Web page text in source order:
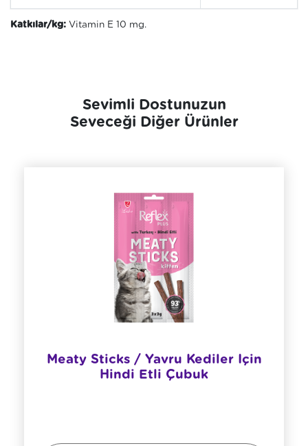
Katkılar/kg: Vitamin E 10 mg.
Sevimli Dostunuzun
Seveceği Diğer Ürünler
Meaty Sticks / Yavru Kediler Için
Hindi Etli Çubuk